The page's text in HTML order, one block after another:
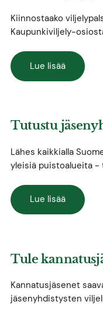
Kiinnostaako
Kaupunkiviljely-
Lue lisää
Tutustu
Lähes kaikkialla
yleisiä puistoalueita
Lue lisää
Tule
Kannatusjäsenet
jäsenyhdistysten